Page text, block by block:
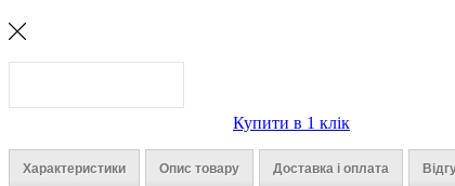
Купити в 1 клік
Характеристики Опис товару Доставка і оплата